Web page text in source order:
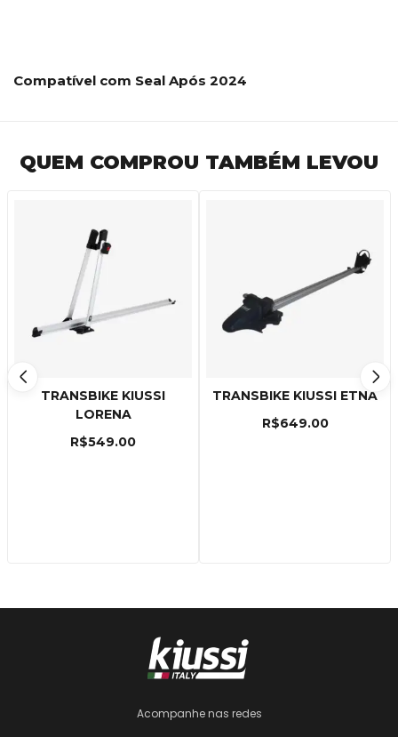
Compatível com Seal Após 2024
QUEM COMPROU TAMBÉM LEVOU
TRANSBIKE KIUSSI
LORENA
R$549.00
TRANSBIKE KIUSSI ETNA
R$649.00
Acompanhe nas redes